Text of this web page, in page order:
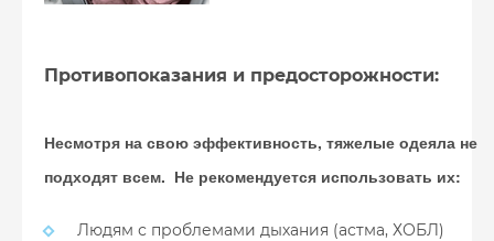
Противопоказания и предосторожности:
Несмотря на свою эффективность, тяжелые одеяла не
подходят всем. Не рекомендуется использовать их:
Людям с проблемами дыхания (астма, ХОБЛ)